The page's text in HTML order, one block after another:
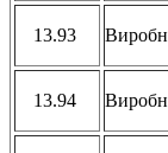
13.93
13.94